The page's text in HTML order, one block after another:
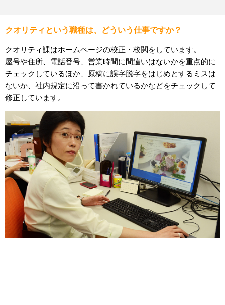
クオリティという職種は、どういう仕事ですか？
クオリティ課はホームページの校正・校閲をしています。
屋号や住所、電話番号、営業時間に間違いはないかを重点的に
チェックしているほか、原稿に誤字脱字をはじめとするミスは
ないか、社内規定に沿って書かれているかなどをチェックして
修正しています。